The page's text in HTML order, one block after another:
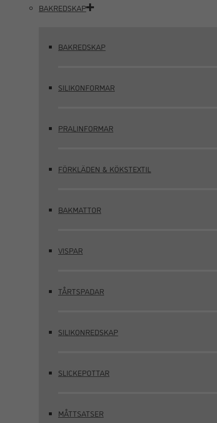
BAKREDSKAP
BAKREDSKAP
SILIKONFORMAR
PRALINFORMAR
FÖRKLÄDEN & KÖKSTEXTIL
BAKMATTOR
VISPAR
TÅRTSPADAR
SILIKONREDSKAP
SLICKEPOTTAR
MÅTTSATSER